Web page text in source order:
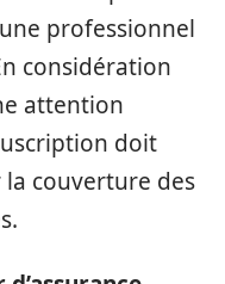
professionnel
considération
attention
doit
couverture des